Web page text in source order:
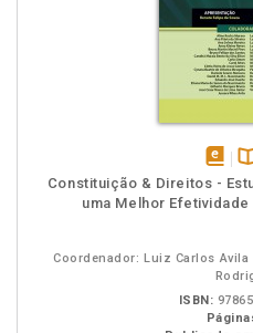
em
Constituição & Direitos -
uma Melhor
Coordenador: Luiz Carlos
ISBN: